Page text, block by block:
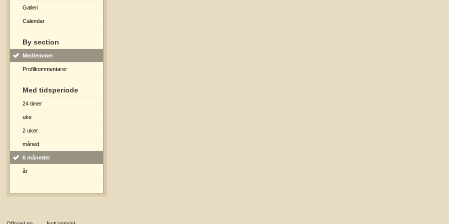
Galleri
Calendar
By section
Medlemmer
Profilkommentarer
Med tidsperiode
24 timer
uke
2 uker
måned
6 måneder
år